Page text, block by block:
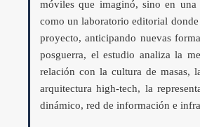
móviles que imaginó, sino en
como un laboratorio editorial
proyecto, anticipando nuevas
posguerra, el estudio analiza la
relación con la cultura de masas,
arquitectura high-tech, la
dinámico, red de información e